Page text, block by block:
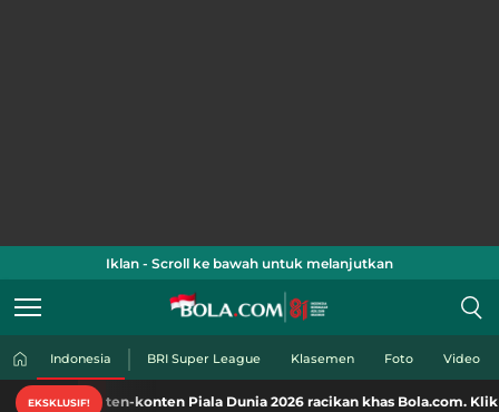
Iklan - Scroll ke bawah untuk melanjutkan
Indonesia BRI Super League Klasemen Foto Video
EKSKLUSIF!
konten Piala Dunia 2026 racikan khas Bola.com. Klik di sini!